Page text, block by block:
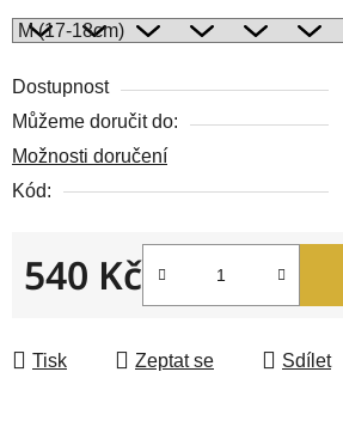
Dostupnost
Můžeme doručit do:
Možnosti doručení
Kód:
540 Kč
Tisk Zeptat se Sdílet